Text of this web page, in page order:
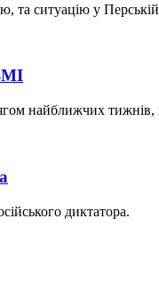
та ситуацію у Перській
тижнів,
диктатора.